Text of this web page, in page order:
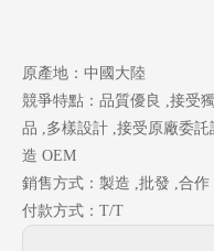
原產地：中國大陸
競爭特點：品質優良 ,接受
品 ,多樣設計 ,接受原廠委
造 OEM
銷售方式：製造 ,批發 ,合作
付款方式：T/T